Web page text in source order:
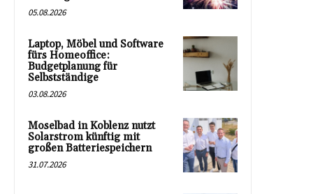
05.08.2026
Laptop, Möbel und Software
fürs Homeoffice:
Budgetplanung für
Selbstständige
03.08.2026
Moselbad in Koblenz nutzt
Solarstrom künftig mit
großen Batteriespeichern
31.07.2026